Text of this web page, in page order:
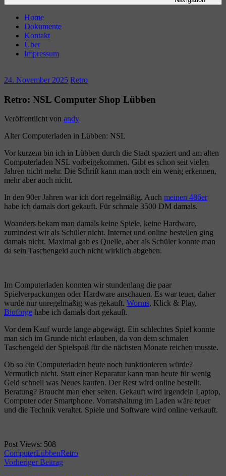
Home
Dokumente
Kontakt
Über
Impressum
24. November 2025 Retro
Retro: NSL Computer Shop Lübben
Veröffentlicht von andy
Alter Computerladen in Lübben: NSL
Vor kurzem bin ich in Lübben durch die Stadt spaziert und am alten
Computerladen NSL vorbeigekommen. Gibt es schon seit vielen
Jahren nicht mehr. Die Schrift kann man noch ein wenig erkennen,
mehr aber auch nicht.
In den 90er Jahren war ich dort regelmäßig. Auch meinen 486er
habe ich damals dort gekauft. Für schmale 3500 DM damals.
Woanders bekam man damals keine Spiele, keine Hardware,
zumindest wir als Schüler nicht. Internet und online bestellen ging
damals nicht. Maximal gab es Quelle, aber als Schüler konnte man
da sein Taschengeld auch nicht wirklich abgeben.
Im Computerladen konnten wir stundenlang die paar
Spielverpackungen oder Hardware anschauen. Es war teuer, daher
wurde nur unregelmäßig was gekauft. Worms, Klick & Play,
Bioforge habe ich damals dort gekauft.
Vor dem Kauf wurde lange abgewägt. Ein schlechtes Spiel konnte
man sich im Grunde nicht erlauben, da von dem schmalen
Taschengeld der Spielspaß für die nächsten Monate reichen musste.
Ob so ein Computerladen heute noch funktionieren würde?
Vermutlich nicht. Statt einer Reparatur kann man heute für wenig
Geld schnell was Neues kaufen. Der Rest wird online bestellt.
Beratung? Braucht man eher selten. Gekauft wird irgendein Laptop,
Computer oder Smartphone. Vorratshaltung im Laden wäre teuer
und die Technik veraltet. Spiele und Software wird online verkauft.
Post Views: 508
ComputerLübbenRetro
Beitragsnavigation
Vorheriger Beitrag